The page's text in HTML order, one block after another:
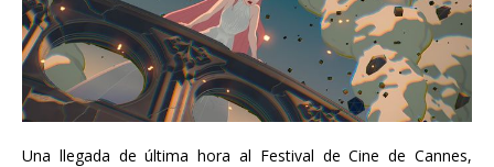
Una llegada de última hora al Festival de Cine de Cannes,